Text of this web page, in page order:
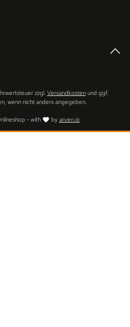
- with byarven.io
zzgl. Versandkostenund ggf.
wenn nicht anders angegeben.